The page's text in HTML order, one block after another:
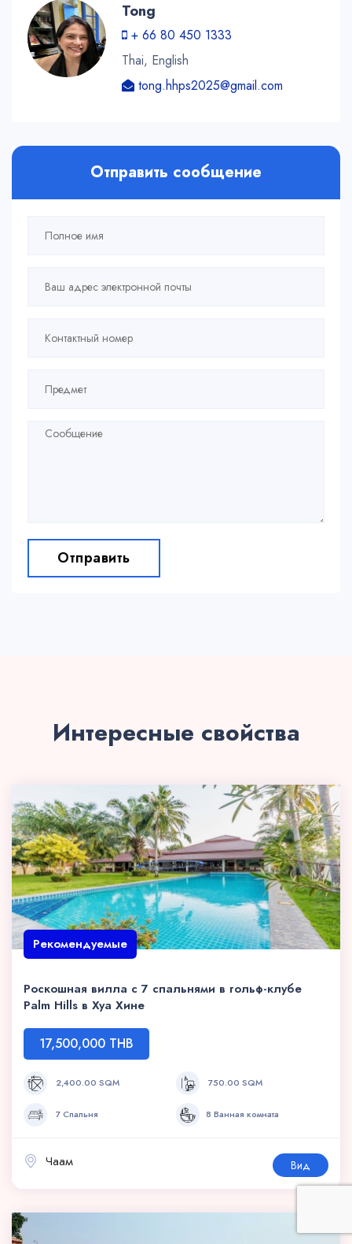
Tong
+ 66 80 450 1333
Thai, English
tong.hhps2025@gmail.com
Отправить сообщение
Отправить
Интересные свойства
Рекомендуемые
Роскошная вилла с 7 спальнями в гольф-клубе
Palm Hills в Хуа Хине
17,500,000 THB
2,400.00 SQM 750.00 SQM
7 Спальня 8 Ванная комната
Чаам Вид